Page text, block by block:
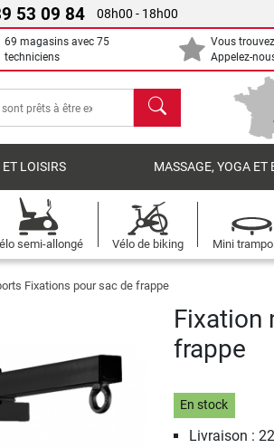
53 09 84 08h00 - 18h00
69 magasins avec 75
techniciens
Vous
Appelez-
chercher
LOISIRS MASSAGE, YOGA ET
semi-allongé Vélo de biking Mini
Fixations pour sac de frappe
Fixation
frappe
En stock
Livraison :